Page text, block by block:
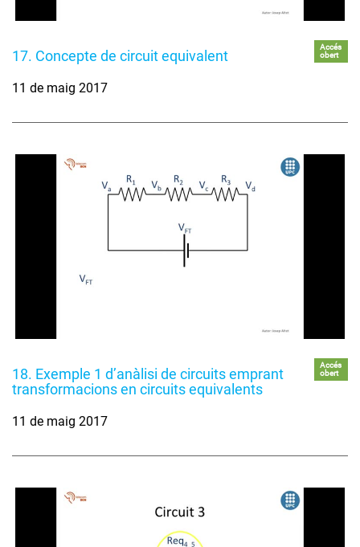
17. Concepte de circuit equivalent
Accés
obert
11 de maig 2017
18. Exemple 1 d’anàlisi de circuits emprant
transformacions en circuits equivalents
Accés
obert
11 de maig 2017